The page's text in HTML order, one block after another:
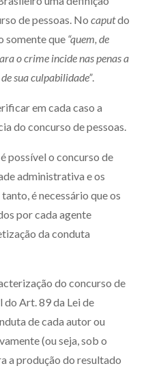
de pessoas. No caputdo
somente que “quem, de
o crime incide nas penas a
sua culpabilidade”.
em cada caso a
do concurso de pessoas.
possível o concurso de
administrativa e os
é necessário que os
por cada agente
da conduta
do concurso de
do Art. 89 da Lei de
de cada autor ou
(ou seja, sob o
a produção do resultado